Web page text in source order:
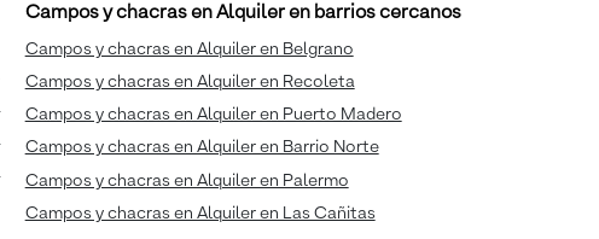
Campos y chacras en Alquiler en barrios cercanos
Campos y chacras en Alquiler en Belgrano
Campos y chacras en Alquiler en Recoleta
Campos y chacras en Alquiler en Puerto Madero
Campos y chacras en Alquiler en Barrio Norte
Campos y chacras en Alquiler en Palermo
Campos y chacras en Alquiler en Las Cañitas